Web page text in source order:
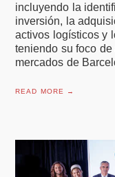
incluyendo la
inversión, la
activos logísticos y
teniendo su foco
mercados de
READ MORE →